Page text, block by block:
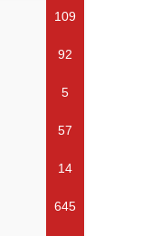
109
92
5
57
14
645